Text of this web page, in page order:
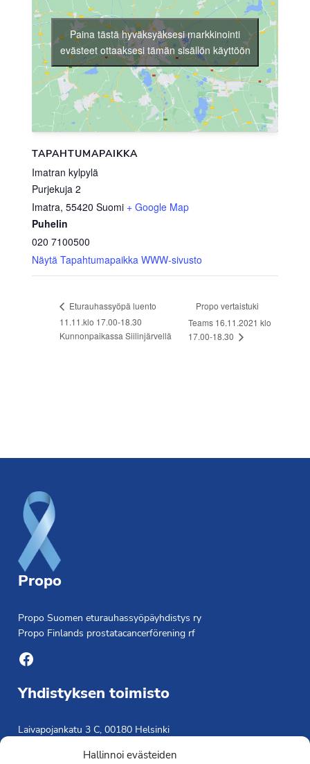
Hallinnoi evästeiden
TAPAHTUMAPAIKKA
Imatran kylpylä
Purjekuja 2
Imatra, 55420 Suomi + Google Map
Puhelin
020 7100500
Näytä Tapahtumapaikka WWW-sivusto
Paina tästä hyväksyäksesi markkinointi
evästeet ottaaksesi tämän sisällön käyttöön
Eturauhassyöpä luento
11.11.klo 17.00-18.30
Kunnonpaikassa Siilinjärvellä
Propo vertaistuki
Teams 16.11.2021 klo
17.00-18.30
Propo
Propo Suomen eturauhassyöpäyhdistys ry
Propo Finlands prostatacancerförening rf
Facebook
Yhdistyksen toimisto
Laivapojankatu 3 C, 00180 Helsinki
Saavutettavuusseloste »